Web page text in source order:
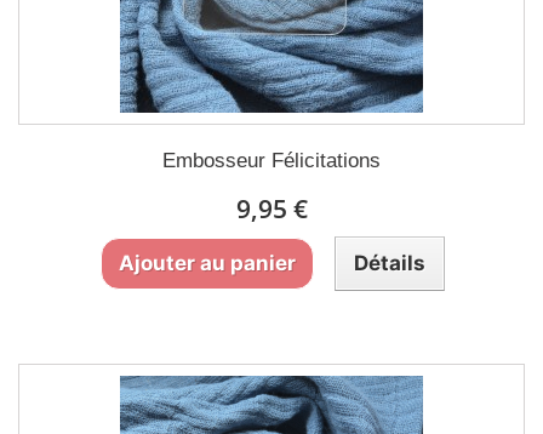
Embosseur Félicitations
9,95 €
Ajouter au panier Détails